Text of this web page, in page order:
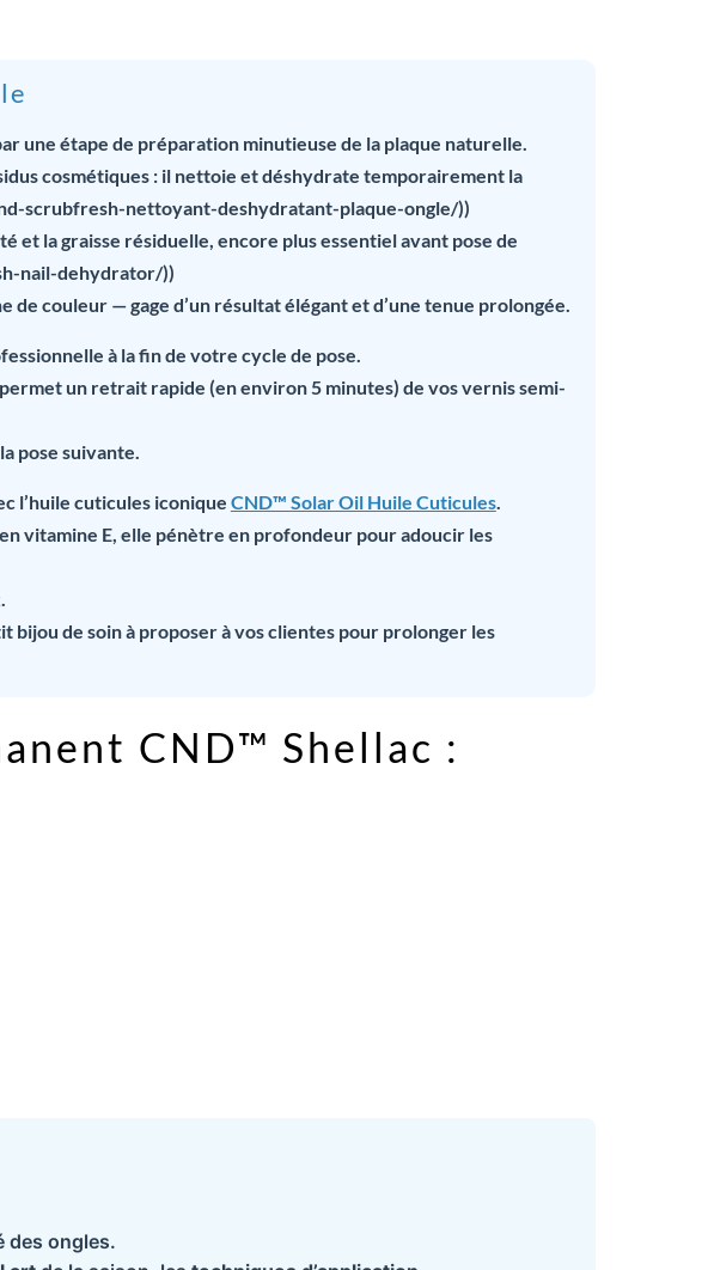
une étape de préparation minutieuse de la plaque naturelle.
cosmétiques : il nettoie et déshydrate temporairement la
scrubfresh-nettoyant-deshydratant-plaque-ongle/))
et la graisse résiduelle, encore plus essentiel avant pose de
nail-dehydrator/))
couleur — gage d’un résultat élégant et d’une tenue prolongée.
à la fin de votre cycle de pose.
un retrait rapide (en environ 5 minutes) de vos vernis semi-
pose suivante.
l’huile cuticules iconique CND™ Solar Oil Huile Cuticules.
vitamine E, elle pénètre en profondeur pour adoucir les
bijou de soin à proposer à vos clientes pour prolonger les
CND™ Shellac :
des ongles.
nous